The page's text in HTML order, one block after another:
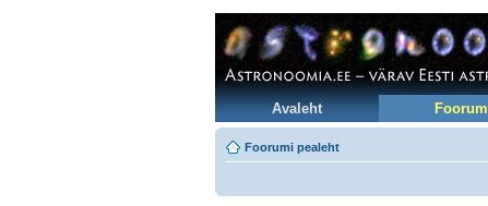
Avaleht Foorum
Foorumi pealeht